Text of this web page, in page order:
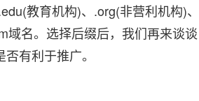
教育机构)、.org(非营利机构)
域名。选择后缀后，我们再来谈
否有利于推广。